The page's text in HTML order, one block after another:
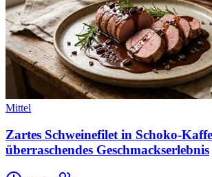
Mittel
Zartes Schweinefilet in Schoko-
überraschendes Geschmackserlebnis